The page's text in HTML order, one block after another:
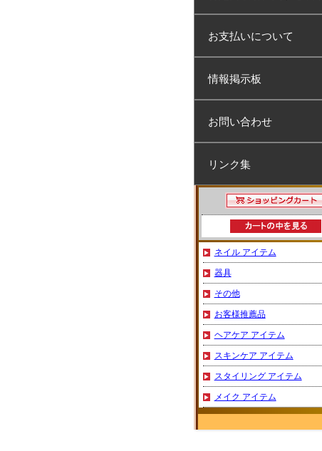
お支払いについて
情報掲示板
お問い合わせ
リンク集
ネイル アイテム
器具
その他
お客様推薦品
ヘアケア アイテム
スキンケア アイテム
スタイリング アイテム
メイク アイテム